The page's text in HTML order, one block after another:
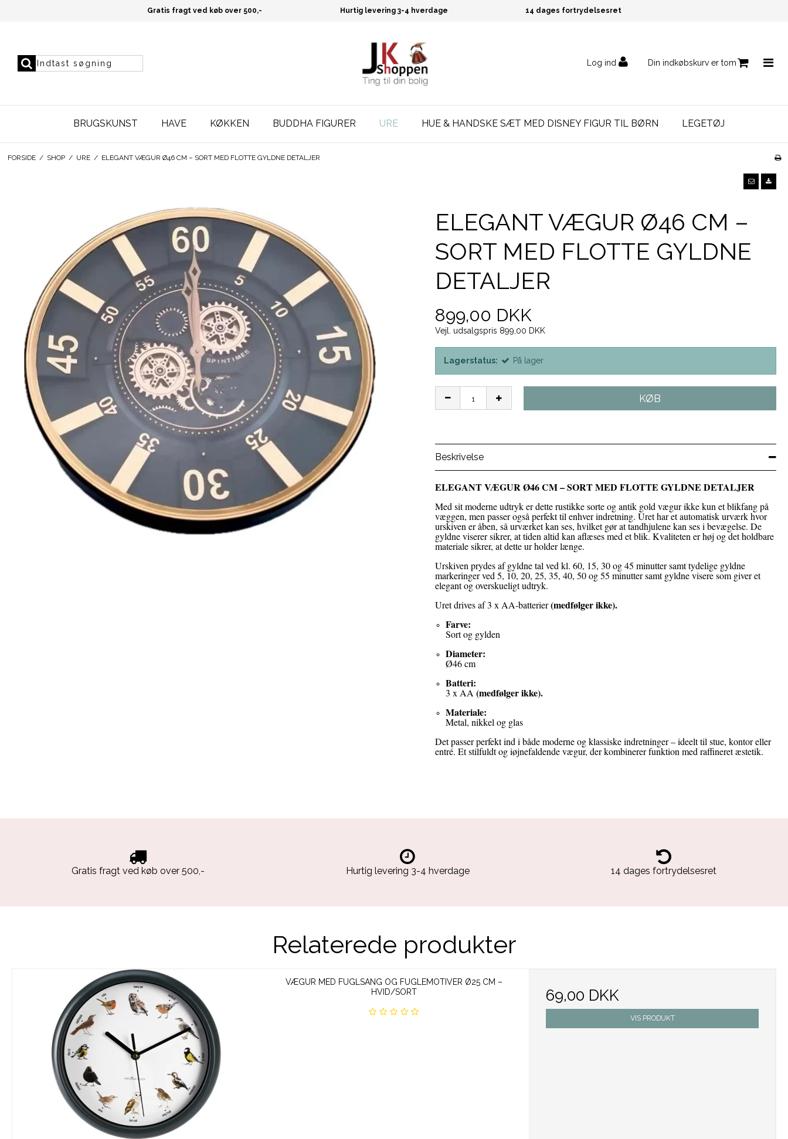
Gratis fragt ved køb over 500,- Hurtig levering 3-4 hverdage 14 dages fortrydelsesret
Log ind Din indkøbskurv er tom
BRUGSKUNST HAVE KØKKEN BUDDHA FIGURER URE HUE & HANDSKE SÆT MED DISNEY FIGUR TIL BØRN LEGETØJ
FORSIDE / SHOP / URE / ELEGANT VÆGUR Ø46 CM – SORT MED FLOTTE GYLDNE DETALJER
ELEGANT VÆGUR Ø46 CM –
SORT MED FLOTTE GYLDNE
DETALJER
899,00 DKK
Vejl. udsalgspris 899,00 DKK
Lagerstatus: På lager
KØB
Beskrivelse
ELEGANT VÆGUR Ø46 CM – SORT MED FLOTTE GYLDNE DETALJER
Med sit moderne udtryk er dette rustikke sorte og antik gold vægur ikke kun et blikfang på
væggen, men passer også perfekt til enhver indretning. Uret har et automatisk urværk hvor
urskiven er åben, så urværket kan ses, hvilket gør at tandhjulene kan ses i bevægelse. De
gyldne viserer sikrer, at tiden altid kan aflæses med et blik. Kvaliteten er høj og det holdbare
materiale sikrer, at dette ur holder længe.
Urskiven prydes af gyldne tal ved kl. 60, 15, 30 og 45 minutter samt tydelige gyldne
markeringer ved 5, 10, 20, 25, 35, 40, 50 og 55 minutter samt gyldne visere som giver et
elegant og overskueligt udtryk.
Uret drives af 3 x AA-batterier(medfølger ikke).
Farve:
Sort og gylden
Diameter:
Ø46 cm
Batteri:
3 x AA (medfølger ikke).
Materiale:
Metal, nikkel og glas
Det passer perfekt ind i både moderne og klassiske indretninger – ideelt til stue, kontor eller
entré. Et stilfuldt og iøjnefaldende vægur, der kombinerer funktion med raffineret æstetik.
Gratis fragt ved køb over 500,- Hurtig levering 3-4 hverdage 14 dages fortrydelsesret
Relaterede produkter
VÆGUR MED FUGLSANG OG FUGLEMOTIVER Ø25 CM –
HVID/SORT
69,00 DKK
VIS PRODUKT